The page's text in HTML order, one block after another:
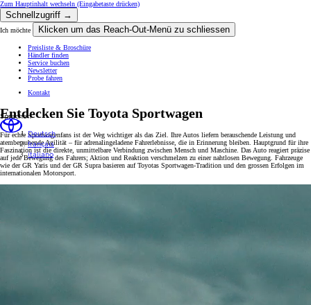
Zum Hauptinhalt wechseln (Eingabetaste drücken)
Schnellzugriff →
Ich möchte Klicken um das Reach-Out-Menü zu schliessen
Preisliste & Broschüre
Händler finden
Service buchen
Newsletter
Probe fahren
Kontakt
Sprachen
Deutsch
français
italiano
Entdecken Sie Toyota Sportwagen
Für echte Sportwagenfans ist der Weg wichtiger als das Ziel. Ihre Autos liefern berauschende Leistung und
atemberaubende Agilität – für adrenalingeladene Fahrerlebnisse, die in Erinnerung bleiben. Hauptgrund für ihre
Faszination ist die direkte, unmittelbare Verbindung zwischen Mensch und Maschine. Das Auto reagiert präzise
auf jede Bewegung des Fahrers; Aktion und Reaktion verschmelzen zu einer nahtlosen Bewegung. Fahrzeuge
wie der GR Yaris und der GR Supra basieren auf Toyotas Sportwagen-Tradition und den grossen Erfolgen im
internationalen Motorsport.